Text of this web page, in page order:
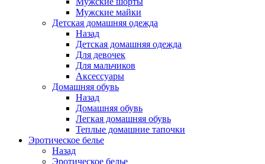
Мужские майки
Детская домашняя одежда
Назад
Детская домашняя одежда
Для девочек
Для мальчиков
Аксессуары
Домашняя обувь
Назад
Домашняя обувь
Легкая домашняя обувь
Теплые домашние тапочки
Эротическое белье
Назад
Эротическое белье